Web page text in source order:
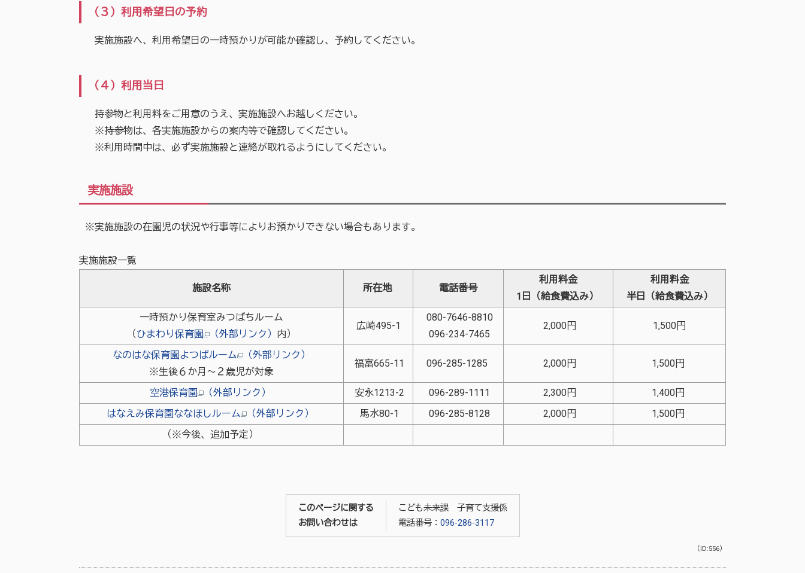
（３）利用希望日の予約
実施施設へ、利用希望日の一時預かりが可能か確認し、予約してください。
（４）利用当日
持参物と利用料をご用意のうえ、実施施設へお越しください。
※持参物は、各実施施設からの案内等で確認してください。
※利用時間中は、必ず実施施設と連絡が取れるようにしてください。
実施施設
※実施施設の在園児の状況や行事等によりお預かりできない場合もあります。
実施施設一覧
施設名称 所在地 電話番号
利用料金
1日（給食費込み）
利用料金
半日（給食費込み）
一時預かり保育室みつばちルーム
（ひまわり保育園 （外部リンク） 内）
広崎495-1
080-7646-8810
096-234-7465
2,000円 1,500円
なのはな保育園よつばルーム
（外部リンク）
※生後６か月～２歳児が対象
福富665-11 096-285-1285 2,000円 1,500円
空港保育園 （外部リンク） 安永1213-2 096-289-1111 2,300円
1,400円
はなえみ保育園ななほしルーム
（外部リンク） 馬水80-1 096-285-8128 2,000円
1,500円
（※今後、追加予定）
このページに関する
お問い合わせは
こども未来課 子育て支援係
電話番号： 096-286-3117
（ID:556）